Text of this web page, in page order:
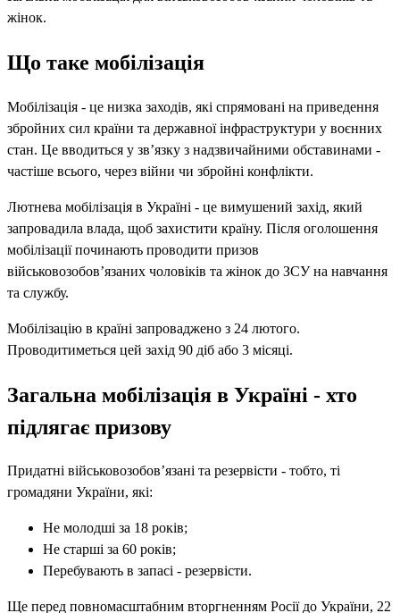
жінок.
Що таке мобілізація
Мобілізація - це низка заходів, які спрямовані на приведення
збройних сил країни та державної інфраструктури у воєнних
стан. Це вводиться у зв’язку з надзвичайними обставинами -
частіше всього, через війни чи збройні конфлікти.
Лютнева мобілізація в Україні - це вимушений захід, який
запровадила влада, щоб захистити країну. Після оголошення
мобілізації починають проводити призов
військовозобов’язаних чоловіків та жінок до ЗСУ на навчання
та службу.
Мобілізацію в країні запроваджено з 24 лютого.
Проводитиметься цей захід 90 діб або 3 місяці.
Загальна мобілізація в Україні - хто
підлягає призову
Придатні військовозобов’язані та резервісти - тобто, ті
громадяни України, які:
Не молодші за 18 років;
Не старші за 60 років;
Перебувають в запасі - резервісти.
Ще перед повномасштабним вторгненням Росії до України, 22